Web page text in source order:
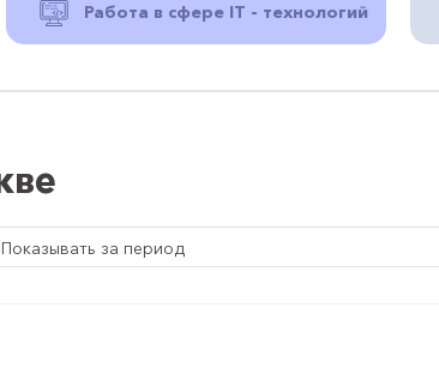
Работа в сфере IT - технологий
Показывать за период